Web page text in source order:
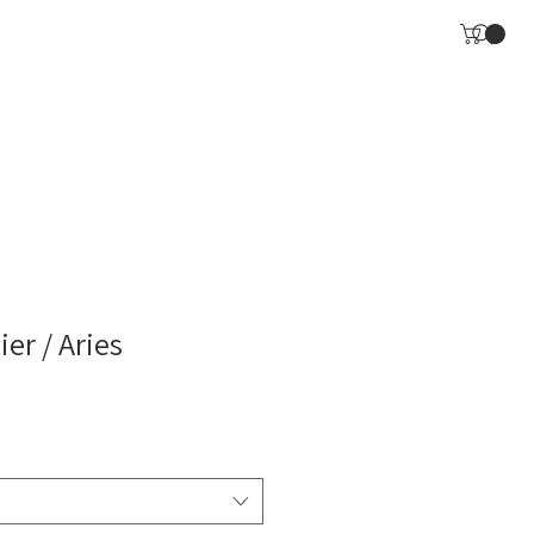
/ Aries